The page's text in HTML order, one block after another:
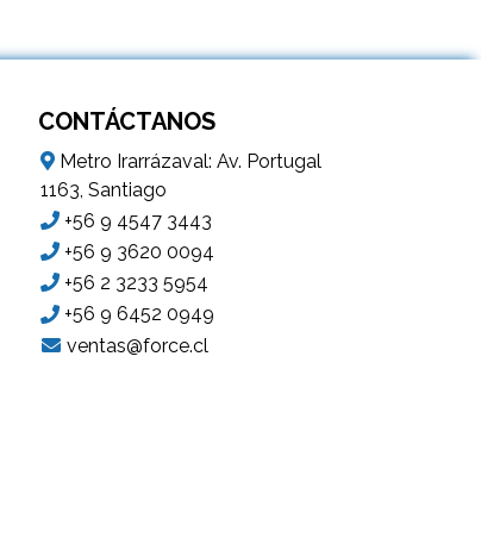
CONTÁCTANOS
Metro Irarrázaval: Av. Portugal
1163, Santiago
+56 9 4547 3443
+56 9 3620 0094
+56 2 3233 5954
+56 9 6452 0949
ventas@force.cl